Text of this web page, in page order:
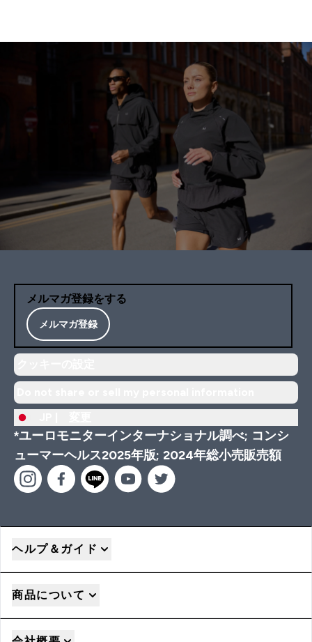
メルマガ登録をする
メルマガ登録
*ユーロモニターインターナショナル調べ; コンシ
ューマーヘルス2025年版; 2024年総小売販売額
ヘルプ＆ガイド
商品について